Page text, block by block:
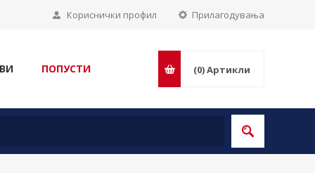
Прилагодувања
Кориснички профил
ПОПУСТИ (0)Артикли